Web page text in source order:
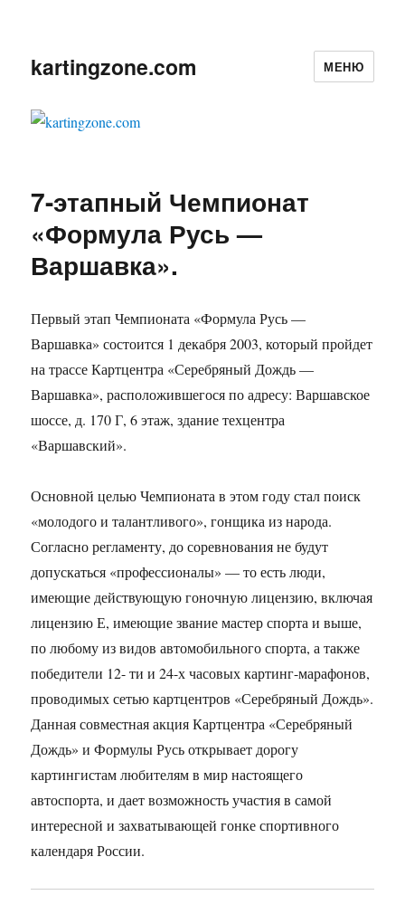
kartingzone.com МЕНЮ
7-этапный Чемпионат
«Формула Русь —
Варшавка».
Первый этап Чемпионата «Формула Русь —
Варшавка» состоится 1 декабря 2003, который пройдет
на трассе Картцентра «Серебряный Дождь —
Варшавка», расположившегося по адресу: Варшавское
шоссе, д. 170 Г, 6 этаж, здание техцентра
«Варшавский».
Основной целью Чемпионата в этом году стал поиск
«молодого и талантливого», гонщика из народа.
Согласно регламенту, до соревнования не будут
допускаться «профессионалы» — то есть люди,
имеющие действующую гоночную лицензию, включая
лицензию Е, имеющие звание мастер спорта и выше,
по любому из видов автомобильного спорта, а также
победители 12- ти и 24-х часовых картинг-марафонов,
проводимых сетью картцентров «Серебряный Дождь».
Данная совместная акция Картцентра «Серебряный
Дождь» и Формулы Русь открывает дорогу
картингистам любителям в мир настоящего
автоспорта, и дает возможность участия в самой
интересной и захватывающей гонке спортивного
календаря России.